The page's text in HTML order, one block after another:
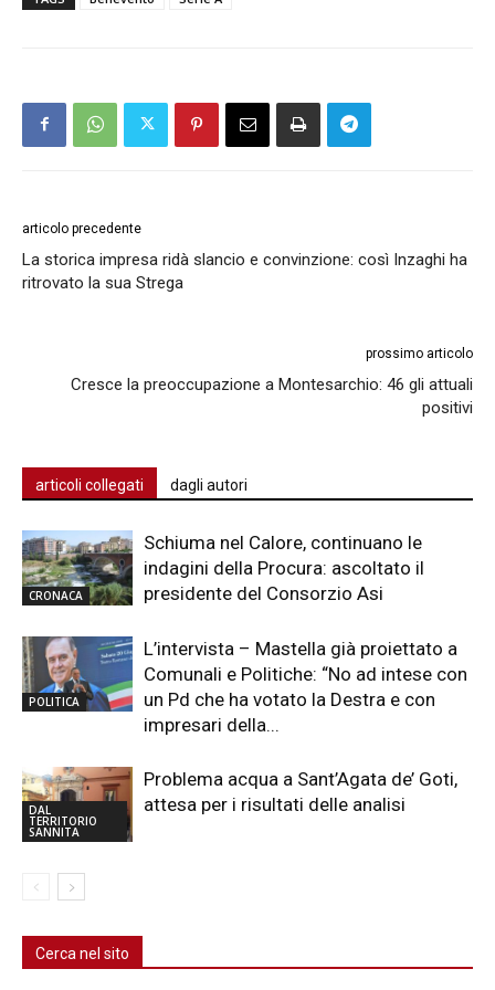
articolo precedente
La storica impresa ridà slancio e convinzione: così Inzaghi ha
ritrovato la sua Strega
prossimo articolo
Cresce la preoccupazione a Montesarchio: 46 gli attuali
positivi
articoli collegati dagli autori
CRONACA
Schiuma nel Calore, continuano le
indagini della Procura: ascoltato il
presidente del Consorzio Asi
POLITICA
L’intervista – Mastella già proiettato a
Comunali e Politiche: “No ad intese con
un Pd che ha votato la Destra e con
impresari della...
DAL
TERRITORIO
SANNITA
Problema acqua a Sant’Agata de’ Goti,
attesa per i risultati delle analisi
Cerca nel sito